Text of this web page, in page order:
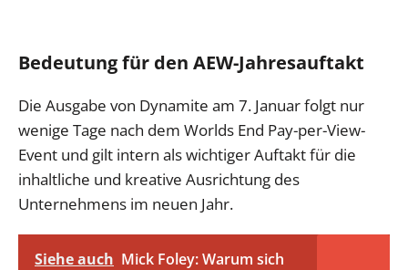
Bedeutung für den AEW-Jahresauftakt
Die Ausgabe von Dynamite am 7. Januar folgt nur
wenige Tage nach dem Worlds End Pay-per-View-
Event und gilt intern als wichtiger Auftakt für die
inhaltliche und kreative Ausrichtung des
Unternehmens im neuen Jahr.
Siehe auch Mick Foley: Warum sich